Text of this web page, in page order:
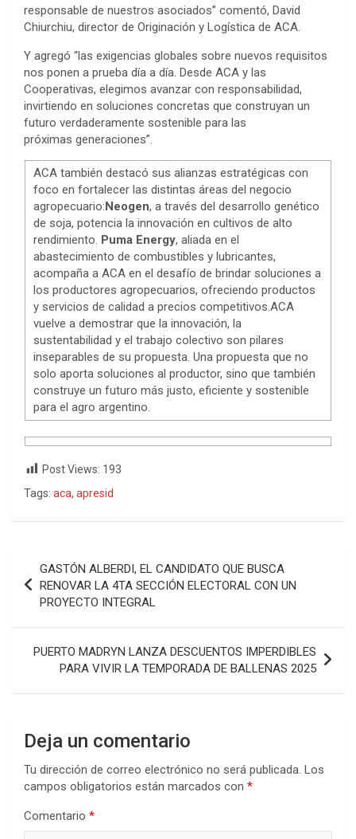
responsable de nuestros asociados” comentó, David
Chiurchiu, director de Originación y Logística de ACA.
Y agregó “las exigencias globales sobre nuevos requisitos
nos ponen a prueba día a día. Desde ACA y las
Cooperativas, elegimos avanzar con responsabilidad,
invirtiendo en soluciones concretas que construyan un
futuro verdaderamente sostenible para las
próximas generaciones”.
ACA también destacó sus alianzas estratégicas con
foco en fortalecer las distintas áreas del negocio
agropecuario:Neogen, a través del desarrollo genético
de soja, potencia la innovación en cultivos de alto
rendimiento. Puma Energy, aliada en el
abastecimiento de combustibles y lubricantes,
acompaña a ACA en el desafío de brindar soluciones a
los productores agropecuarios, ofreciendo productos
y servicios de calidad a precios competitivos.ACA
vuelve a demostrar que la innovación, la
sustentabilidad y el trabajo colectivo son pilares
inseparables de su propuesta. Una propuesta que no
solo aporta soluciones al productor, sino que también
construye un futuro más justo, eficiente y sostenible
para el agro argentino.
Post Views: 193
Tags: aca, apresid
Navegación
de
entradas
GASTÓN ALBERDI, EL CANDIDATO QUE BUSCA
RENOVAR LA 4TA SECCIÓN ELECTORAL CON UN
PROYECTO INTEGRAL
PUERTO MADRYN LANZA DESCUENTOS IMPERDIBLES
PARA VIVIR LA TEMPORADA DE BALLENAS 2025
Deja un comentario
Tu dirección de correo electrónico no será publicada. Los
campos obligatorios están marcados con *
Comentario *